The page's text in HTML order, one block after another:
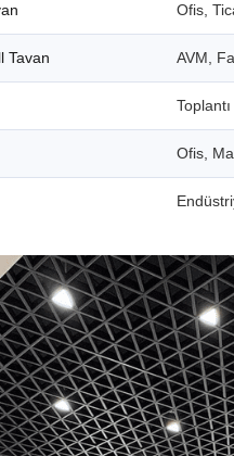
Ofis,
Tavan AVM,
Ofis,